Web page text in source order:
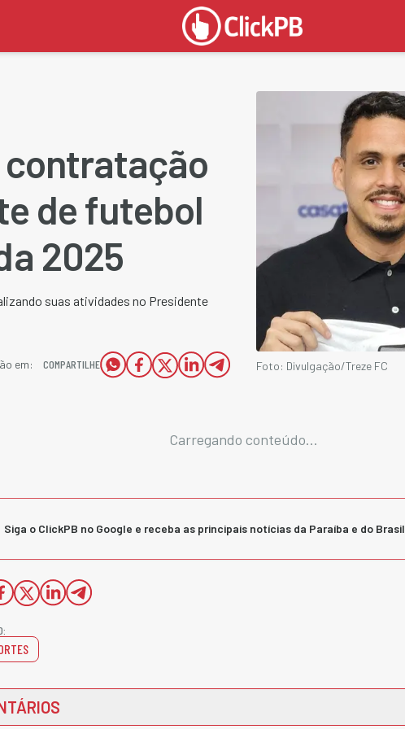
contratação
de futebol
2025
suas atividades no Presidente
em:
COMPARTILHE Foto: Divulgação/Treze FC
Carregando conteúdo...
Siga o ClickPB no Google e receba as principais notícias da Paraíba e do Brasil